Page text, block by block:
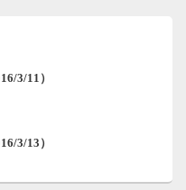
3/11）
3/13）